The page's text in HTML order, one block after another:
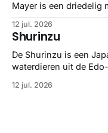
Mayer is een driedelig
gedetailleerd overzicht
taxonomie. Het boek staat bekend om de combinatie van
strikte wetenschap
illustraties en
12 jul. 2026
Shurinzu
De Shurinzu is een
waterdieren uit de
bekend om verfijnde
12 jul. 2026